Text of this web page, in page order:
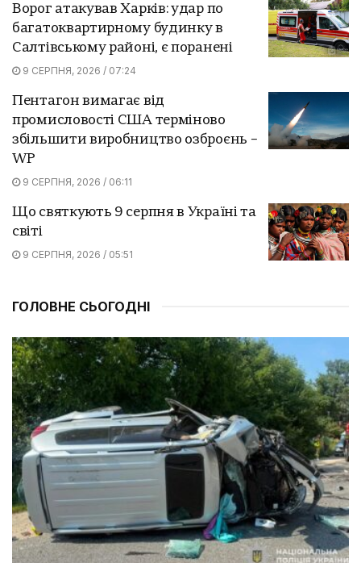
Ворог атакував Харків: удар по
багатоквартирному будинку в
Салтівському районі, є поранені
9 СЕРПНЯ, 2026 / 07:24
Пентагон вимагає від
промисловості США терміново
збільшити виробництво озброєнь –
WP
9 СЕРПНЯ, 2026 / 06:11
Що святкують 9 серпня в Україні та
світі
9 СЕРПНЯ, 2026 / 05:51
ГОЛОВНЕ СЬОГОДНІ